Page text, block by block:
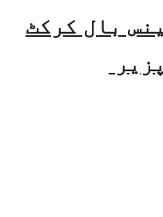
بال کرکٹ